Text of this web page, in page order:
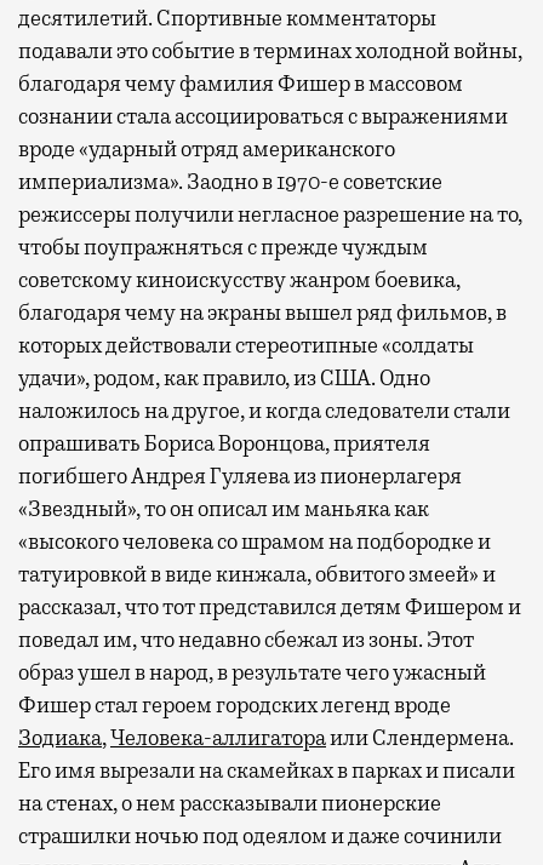
десятилетий. Спортивные комментаторы
подавали это событие в терминах холодной войны,
благодаря чему фамилия Фишер в массовом
сознании стала ассоциироваться с выражениями
вроде «ударный отряд американского
империализма». Заодно в 1970-е советские
режиссеры получили негласное разрешение на то,
чтобы поупражняться с прежде чуждым
советскому киноискусству жанром боевика,
благодаря чему на экраны вышел ряд фильмов, в
которых действовали стереотипные «солдаты
удачи», родом, как правило, из США. Одно
наложилось на другое, и когда следователи стали
опрашивать Бориса Воронцова, приятеля
погибшего Андрея Гуляева из пионерлагеря
«Звездный», то он описал им маньяка как
«высокого человека со шрамом на подбородке и
татуировкой в виде кинжала, обвитого змеей» и
рассказал, что тот представился детям Фишером и
поведал им, что недавно сбежал из зоны. Этот
образ ушел в народ, в результате чего ужасный
Фишер стал героем городских легенд вроде
Зодиака,Человека-аллигатораили Слендермена.
Его имя вырезали на скамейках в парках и писали
на стенах, о нем рассказывали пионерские
страшилки ночью под одеялом и даже сочинили